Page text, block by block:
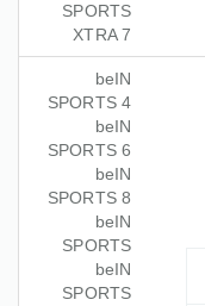
SPORTS
XTRA 7
beIN
SPORTS 4
beIN
SPORTS 6
beIN
SPORTS 8
beIN
SPORTS
beIN
SPORTS